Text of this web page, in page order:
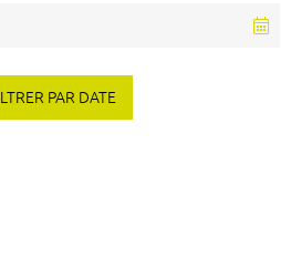
PAR DATE